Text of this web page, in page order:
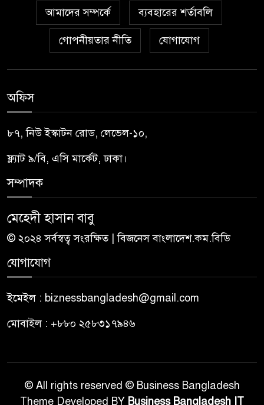
আমাদের সম্পর্কে ব্যবহারের শর্তাবলি
গোপনীয়তার নীতি যোগাযোগ
অফিস
৮৭, নিউ ইস্কাটন রোড, লেভেল-১০,
ফ্ল্যাট ৯/বি, এসি মার্কেট, ঢাকা।
সম্পাদক
মেহেদী হাসান বাবু
© ২০২৪ সর্বস্বত্ব সংরক্ষিত | বিজনেস বাংলাদেশ.কম.বিডি
যোগাযোগ
ইমেইল : biznessbangladesh@gmail.com
মোবাইল : +৮৮০ ২৫৮৩১৭৯৪৬
© All rights reserved © Business Bangladesh
Theme Developed BY Business Bangladesh IT